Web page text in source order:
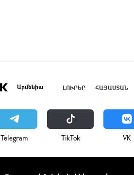
Արմենիա ԼՈՒՐԵՐ ՀԱՅԱՍՏԱՆ
Telegram ТikТоk VK